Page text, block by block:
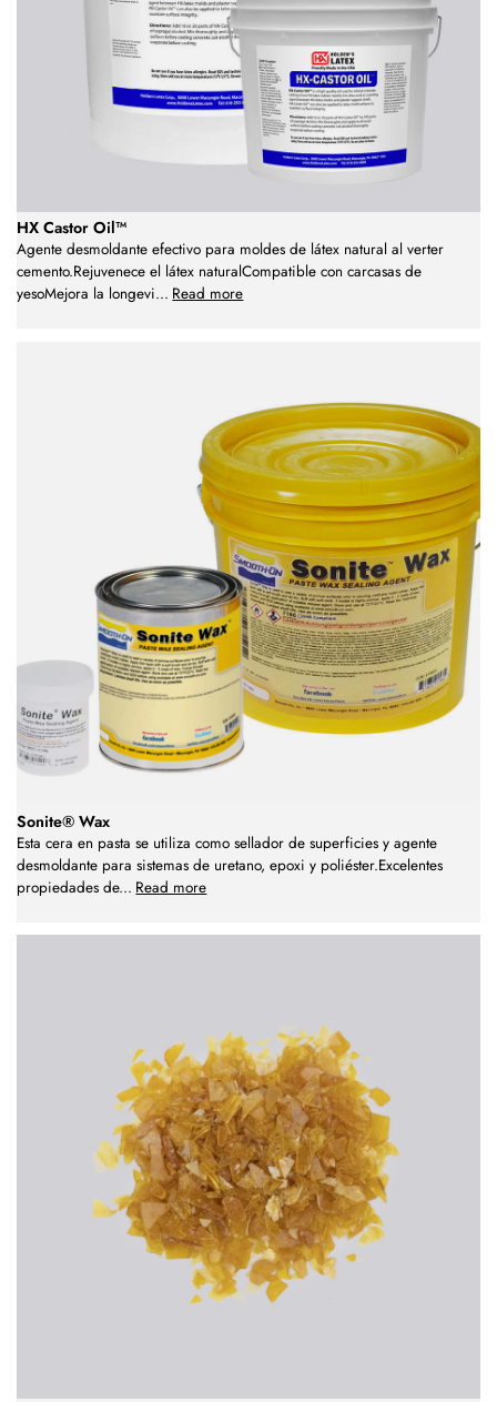
HX Castor Oil™
Agente desmoldante efectivo para moldes de látex natural al verter
cemento.Rejuvenece el látex naturalCompatible con carcasas de
yesoMejora la longevi... Read more
Sonite® Wax
Esta cera en pasta se utiliza como sellador de superficies y agente
desmoldante para sistemas de uretano, epoxi y poliéster.Excelentes
propiedades de... Read more